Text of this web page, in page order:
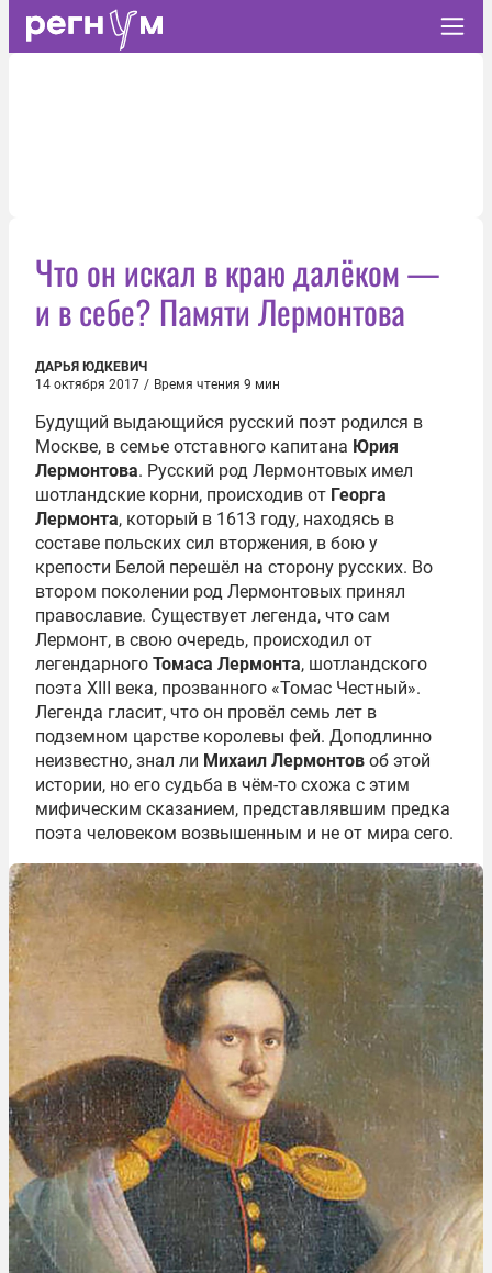
Что он искал в краю далёком —
и в себе? Памяти Лермонтова
ДАРЬЯ ЮДКЕВИЧ
14 октября 2017 / Время чтения 9 мин
Будущий выдающийся русский поэт родился в
Москве, в семье отставного капитана Юрия
Лермонтова. Русский род Лермонтовых имел
шотландские корни, происходив от Георга
Лермонта, который в 1613 году, находясь в
составе польских сил вторжения, в бою у
крепости Белой перешёл на сторону русских. Во
втором поколении род Лермонтовых принял
православие. Существует легенда, что сам
Лермонт, в свою очередь, происходил от
легендарного Томаса Лермонта, шотландского
поэта XIII века, прозванного «Томас Честный».
Легенда гласит, что он провёл семь лет в
подземном царстве королевы фей. Доподлинно
неизвестно, знал ли Михаил Лермонтов об этой
истории, но его судьба в чём-то схожа с этим
мифическим сказанием, представлявшим предка
поэта человеком возвышенным и не от мира сего.